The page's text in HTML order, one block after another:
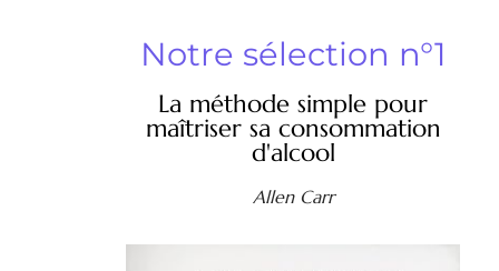
Notre sélection n°1
La méthode simple pour
maîtriser sa consommation
d'alcool
Allen Carr